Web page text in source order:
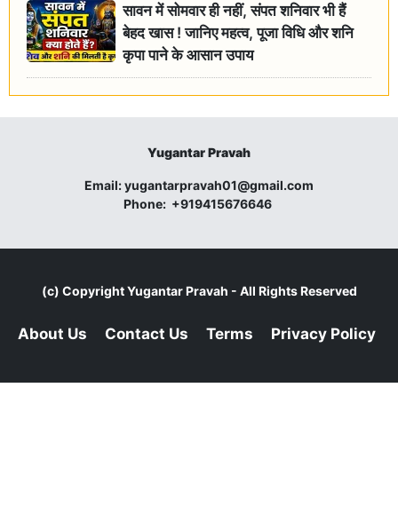
सावन में सोमवार ही नहीं, संपत शनिवार भी हैं
बेहद खास ! जानिए महत्व, पूजा विधि और शनि
कृपा पाने के आसान उपाय
Yugantar Pravah
Email:yugantarpravah01@gmail.com
Phone: +919415676646
(c) CopyrightYugantar Pravah - All Rights Reserved
About Us Contact Us Terms Privacy Policy